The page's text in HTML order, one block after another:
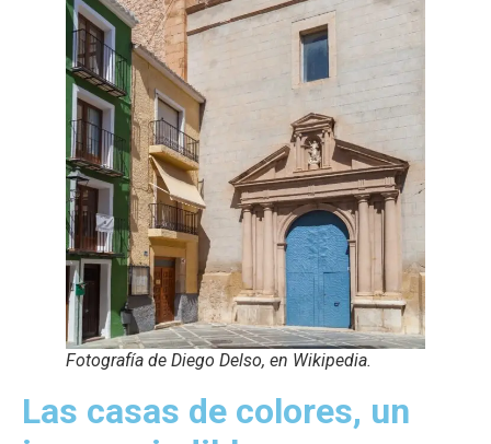
Fotografía de Diego Delso, en Wikipedia.
Las casas de colores, un